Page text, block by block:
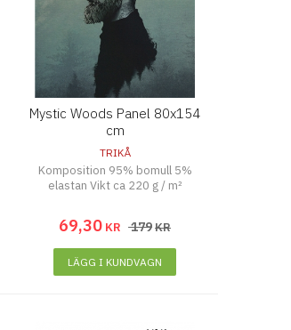
Mystic Woods Panel 80x154
cm
TRIKÅ
Komposition 95% bomull 5%
elastan Vikt ca 220 g / m²
69,30 KR 179KR
LÄGG I KUNDVAGN